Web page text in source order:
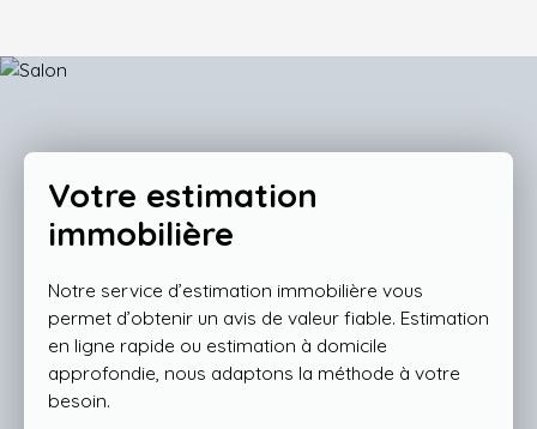
Votre estimation
immobilière
Notre service d’estimation immobilière vous
permet d’obtenir un avis de valeur fiable. Estimation
en ligne rapide ou estimation à domicile
approfondie, nous adaptons la méthode à votre
besoin.